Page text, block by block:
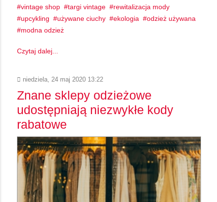
vintage shop
targi vintage
rewitalizacja mody
upcykling
używane ciuchy ekologia
odzież używana
modna odzież
Czytaj dalej...
niedziela, 24 maj 2020 13:22
Znane sklepy odzieżowe
udostępniają niezwykłe kody
rabatowe